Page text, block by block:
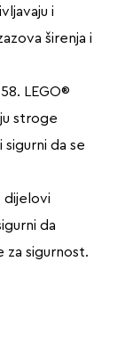
i
širenja i
LEGO®
stroge
da se
dijelovi
da
za sigurnost.